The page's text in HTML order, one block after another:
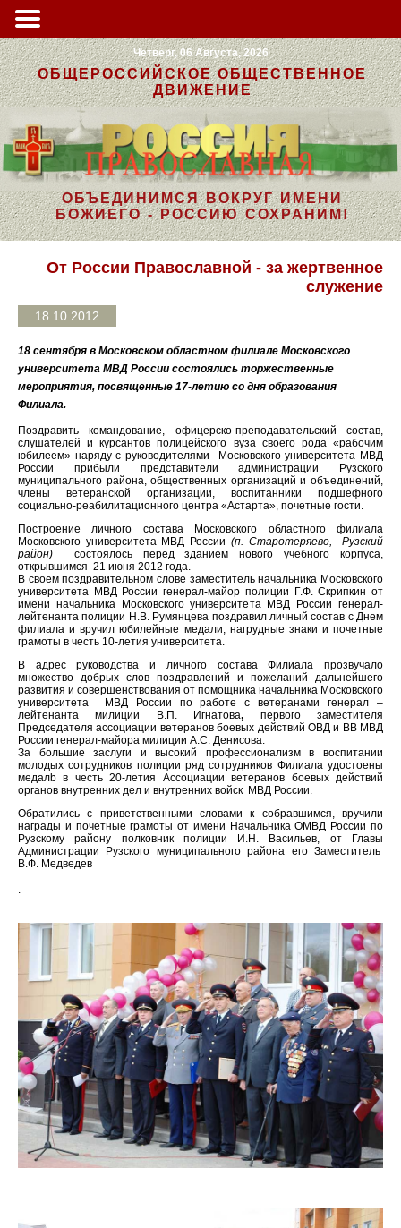
Четверг, 06 Августа, 2026
ОБЩЕРОССИЙСКОЕ ОБЩЕСТВЕННОЕ
ДВИЖЕНИЕ
ОБЪЕДИНИМСЯ ВОКРУГ ИМЕНИ
БОЖИЕГО - РОССИЮ СОХРАНИМ!
От России Православной - за жертвенное
служение
18.10.2012
18 сентября в Московском областном филиале Московского
университета МВД России состоялись торжественные
мероприятия, посвященные 17-летию со дня образования
Филиала.
Поздравить командование, офицерско-преподавательский состав,
слушателей и курсантов полицейского вуза своего рода «рабочим
юбилеем» наряду с руководителями Московского университета МВД
России прибыли представители администрации Рузского
муниципального района, общественных организаций и объединений,
члены ветеранской организации, воспитанники подшефного
социально-реабилитационного центра «Астарта», почетные гости.
Построение личного состава Московского областного филиала
Московского университета МВД России (п. Старотеряево, Рузский
район) состоялось перед зданием нового учебного корпуса,
открывшимся 21 июня 2012 года.
В своем поздравительном слове заместитель начальника Московского
университета МВД России генерал-майор полиции Г.Ф. Скрипкин от
имени начальника Московского университета МВД России генерал-
лейтенанта полиции Н.В. Румянцева поздравил личный состав с Днем
филиала и вручил юбилейные медали, нагрудные знаки и почетные
грамоты в честь 10-летия университета.
В адрес руководства и личного состава Филиала прозвучало
множество добрых слов поздравлений и пожеланий дальнейшего
развития и совершенствования от помощника начальника Московского
университета МВД России по работе с ветеранами генерал –
лейтенанта милиции В.П. Игнатова,
первого заместителя
Председателя ассоциации ветеранов боевых действий ОВД и ВВ МВД
России генерал-майора милиции А.С. Денисова.
За большие заслуги и высокий профессионализм в воспитании
молодых сотрудников полиции ряд сотрудников Филиала удостоены
медалb в честь 20-летия Ассоциации ветеранов боевых действий
органов внутренних дел и внутренних войск МВД России.
Обратились с приветственными словами к собравшимся, вручили
награды и почетные грамоты от имени Начальника ОМВД России по
Рузскому району полковник полиции И.Н. Васильев, от Главы
Администрации Рузского муниципального района его Заместитель
В.Ф. Медведев
.